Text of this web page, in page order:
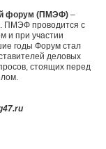
форум (ПМЭФ) –
ПМЭФ проводится с
и при участии
годы Форум стал
деловых
стоящих перед